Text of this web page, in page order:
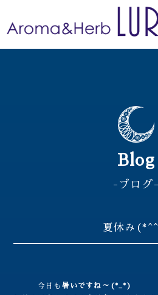
Blog
-ブログ-
夏休み
今日も 暑いですね～(*_*)